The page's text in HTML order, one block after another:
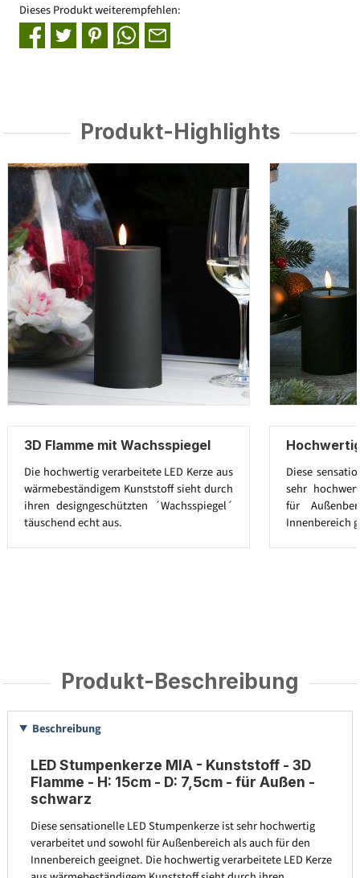
Dieses Produkt weiterempfehlen:
Produkt-Highlights
3D Flamme mit Wachsspiegel
Die hochwertig verarbeitete LED Kerze aus
wärmebeständigem Kunststoff sieht durch
ihren designgeschützten ´Wachsspiegel´
täuschend echt aus.
Diese
sehr
für
Innenbereich
Produkt-Beschreibung
Beschreibung
LED Stumpenkerze MIA - Kunststoff - 3D
Flamme - H: 15cm - D: 7,5cm - für Außen -
schwarz
Diese sensationelle LED Stumpenkerze ist sehr hochwertig
verarbeitet und sowohl für Außenbereich als auch für den
Innenbereich geeignet. Die hochwertig verarbeitete LED Kerze